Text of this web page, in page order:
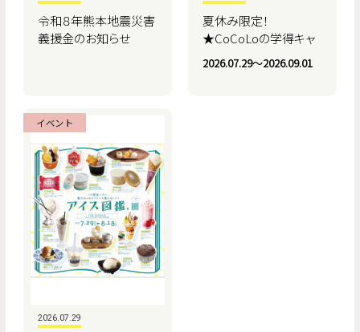
令和８年熊本地震災害
義援金のお知らせ
夏休み限定！
★CoCoLoの学得キャ
ンペーン★
2026.07.29〜2026.09.01
イベント
2026.07.29